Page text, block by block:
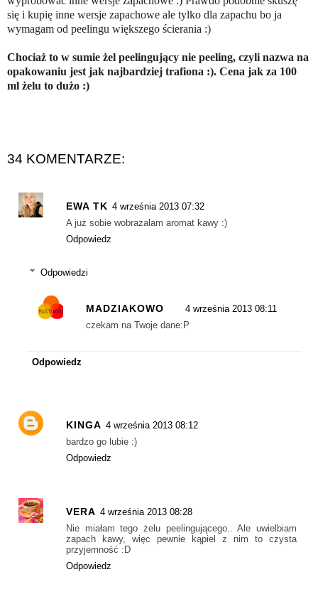
się i kupię inne wersje zapachowe ale tylko dla zapachu bo ja
wymagam od peelingu większego ścierania :)
Chociaż to w sumie żel peelingujący nie peeling, czyli nazwa na
opakowaniu jest jak najbardziej trafiona :). Cena jak za 100
ml żelu to dużo :)
34 KOMENTARZE:
EWA TK 4 września 2013 07:32
A już sobie wobrazalam aromat kawy :)
Odpowiedz
Odpowiedzi
MADZIAKOWO
4 września 2013 08:11
czekam na Twoje dane:P
Odpowiedz
KINGA 4 września 2013 08:12
bardzo go lubie :)
Odpowiedz
VERA 4 września 2013 08:28
Nie miałam tego żelu peelingującego.. Ale uwielbiam
zapach kawy, więc pewnie kąpiel z nim to czysta
przyjemność :D
Odpowiedz